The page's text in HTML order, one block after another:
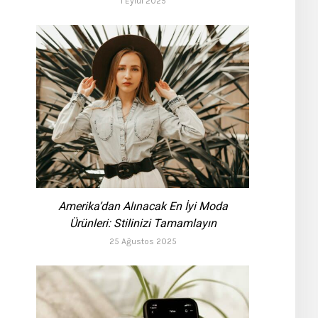
Amerika’dan Alınacak En İyi Moda
Ürünleri: Stilinizi Tamamlayın
25 Ağustos 2025